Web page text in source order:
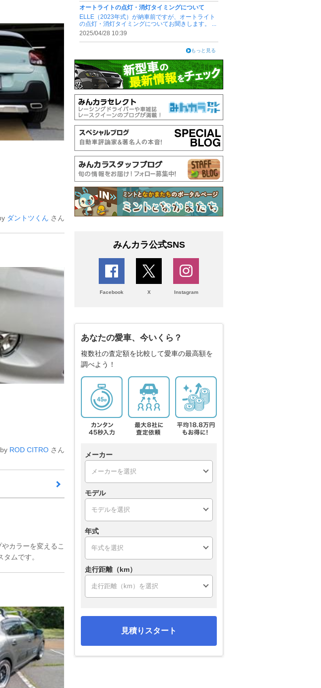
ダントツくん さん
by ROD CITRO さん
カラーを変えるこ
ムです。
オートライトの点灯・消灯タイミングについて
ELLE（2023年式）が納車前ですが、オートライト
の点灯・消灯タイミングについてお聞きします。 ...
2025/04/28 10:39
もっと見る
みんカラ公式SNS
Facebook X Instagram
あなたの愛車、今いくら？
複数社の査定額を比較して愛車の最高額を
調べよう！
メーカー
モデル
年式
走行距離（km）
見積りスタート